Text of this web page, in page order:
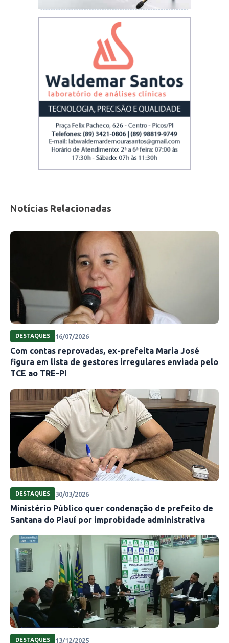
Notícias Relacionadas
DESTAQUES 16/07/2026
Com contas reprovadas, ex-prefeita Maria José
figura em lista de gestores irregulares enviada pelo
TCE ao TRE-PI
DESTAQUES 30/03/2026
Ministério Público quer condenação de prefeito de
Santana do Piauí por improbidade administrativa
DESTAQUES 13/12/2025